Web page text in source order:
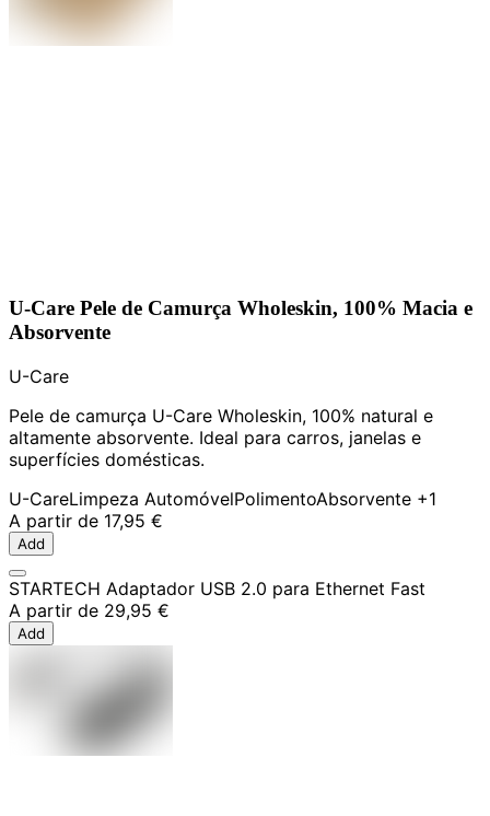
U-Care Pele de Camurça Wholeskin, 100% Macia e
Absorvente
U-Care
Pele de camurça U-Care Wholeskin, 100% natural e
altamente absorvente. Ideal para carros, janelas e
superfícies domésticas.
U-CareLimpeza AutomóvelPolimentoAbsorvente +1
A partir de 17,95 €
Add
STARTECH Adaptador USB 2.0 para Ethernet Fast
A partir de 29,95 €
Add